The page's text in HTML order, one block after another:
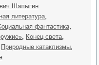
Шалыгин
литература
социальная фантастика
конец света
природные катаклизмы